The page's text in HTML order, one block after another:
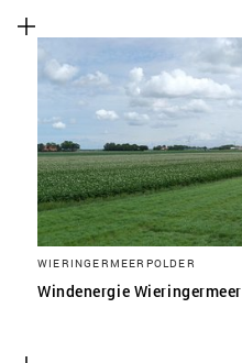
WIERINGERMEERPOLDER
Windenergie Wieringermeer